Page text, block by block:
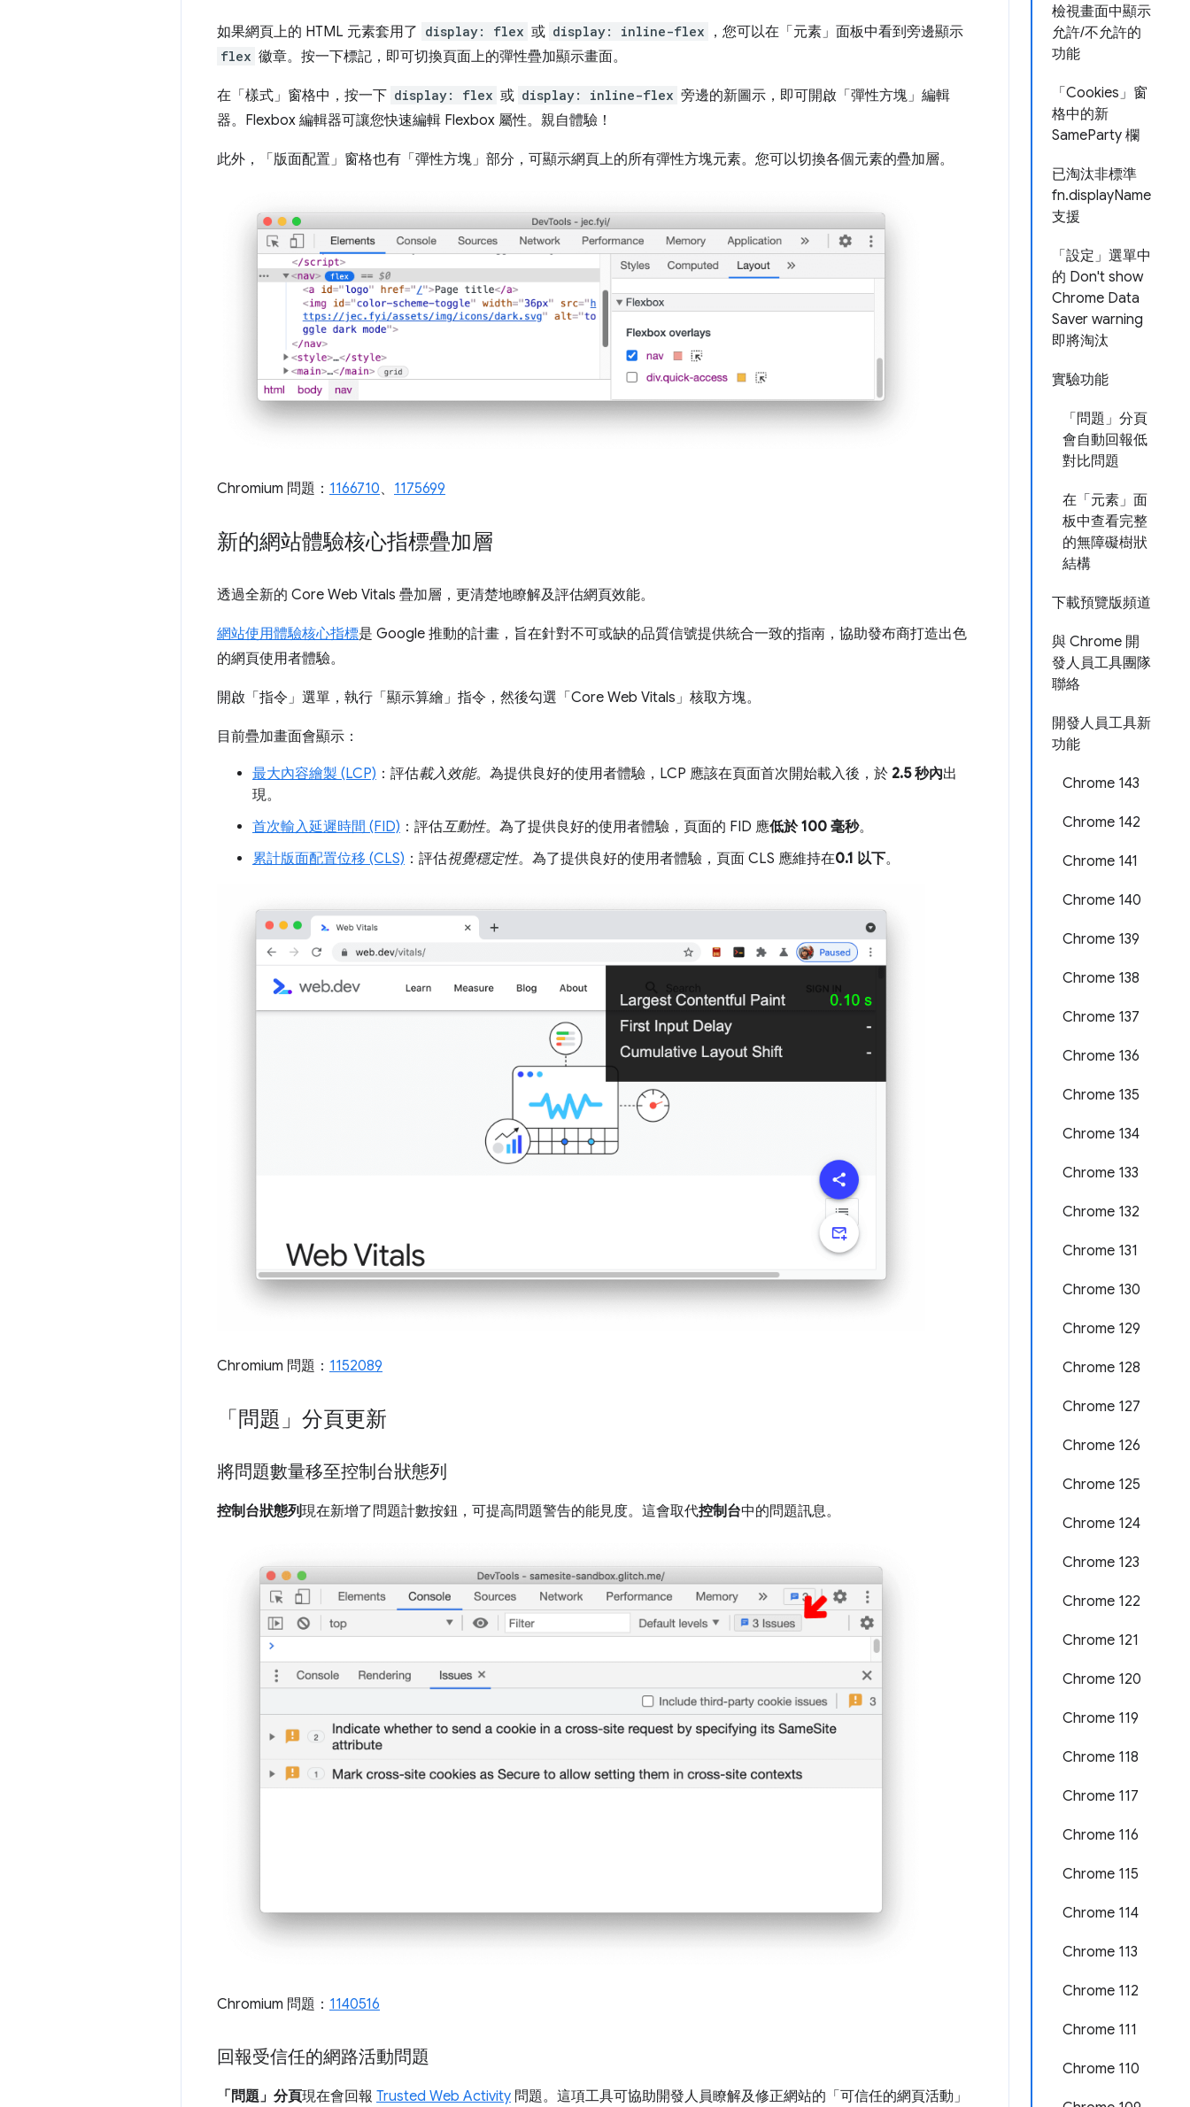
檢視畫面中顯示
允許/不允許的
功能
「Cookies」窗
格中的新
SameParty 欄
已淘汰非標準
fn.displayName
支援
「設定」選單中
的 Don't show
Chrome Data
Saver warning
即將淘汰
實驗功能
「問題」分頁
會自動回報低
對比問題
在「元素」面
板中查看完整
的無障礙樹狀
結構
下載預覽版頻道
與 Chrome 開
發人員工具團隊
聯絡
開發人員工具新
功能
Chrome 143
Chrome 142
Chrome 141
Chrome 140
Chrome 139
Chrome 138
Chrome 137
Chrome 136
Chrome 135
Chrome 134
Chrome 133
Chrome 132
Chrome 131
Chrome 130
Chrome 129
Chrome 128
Chrome 127
Chrome 126
Chrome 125
Chrome 124
Chrome 123
Chrome 122
Chrome 121
Chrome 120
Chrome 119
Chrome 118
Chrome 117
Chrome 116
Chrome 115
Chrome 114
Chrome 113
Chrome 112
Chrome 111
Chrome 110
如果網頁上的 HTML 元素套用了 display: flex 或 display: inline-flex ，您可以在「元素」面板中看到旁邊顯示
flex 徽章。按一下標記，即可切換頁面上的彈性疊加顯示畫面。
在「樣式」 窗格中，按一下 display: flex 或 display: inline-flex 旁邊的新圖示，即可開啟「彈性方塊」 編輯
器。Flexbox 編輯器可讓您快速編輯 Flexbox 屬性。親自體驗！
此外，「版面配置」 窗格也有「彈性方塊」 部分，可顯示網頁上的所有彈性方塊元素。您可以切換各個元素的疊加層。
Chromium 問題： 1166710、 1175699
新的網站體驗核心指標疊加層
透過全新的 Core Web Vitals 疊加層，更清楚地瞭解及評估網頁效能。
網站使用體驗核心指標是 Google 推動的計畫，旨在針對不可或缺的品質信號提供統合一致的指南，協助發布商打造出色
的網頁使用者體驗。
開啟「指令」選單 ，執行「顯示算繪」 指令，然後勾選「Core Web Vitals」 核取方塊。
目前疊加畫面會顯示：
最大內容繪製 (LCP) ：評估載入效能。為提供良好的使用者體驗，LCP 應該在頁面首次開始載入後，於 2.5 秒內出
現。
首次輸入延遲時間 (FID) ：評估互動性。為了提供良好的使用者體驗，頁面的 FID 應低於 100 毫秒。
累計版面配置位移 (CLS) ：評估視覺穩定性。為了提供良好的使用者體驗，頁面 CLS 應維持在0.1 以下。
Chromium 問題： 1152089
「問題」分頁更新
將問題數量移至控制台狀態列
控制台狀態列現在新增了問題計數按鈕，可提高問題警告的能見度。這會取代控制台中的問題訊息。
Chromium 問題： 1140516
回報受信任的網路活動問題
「問題」分頁現在會回報 Trusted Web Activity 問題。這項工具可協助開發人員瞭解及修正網站的「可信任的網頁活動」